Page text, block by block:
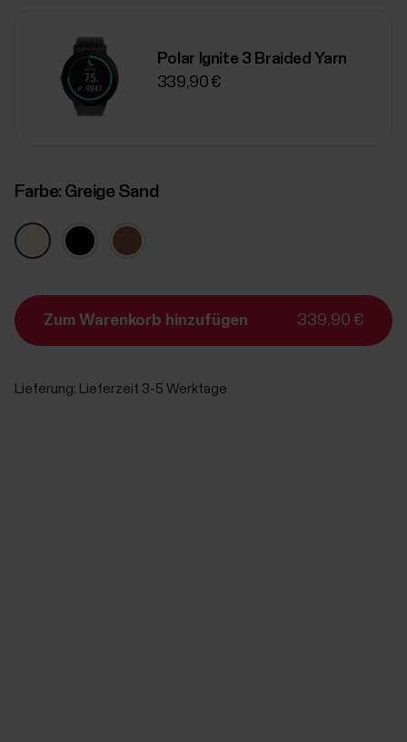
Polar Ignite 3 Braided Yarn
339,90 €
Farbe: Greige Sand
Zum Warenkorb hinzufügen 339,90 €
Lieferung: Lieferzeit 3-5 Werktage